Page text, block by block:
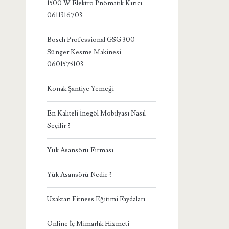
1500 W Elektro Pnömatik Kırıcı
0611316703
Bosch Professional GSG 300
Sünger Kesme Makinesi
0601575103
Konak Şantiye Yemeği
En Kaliteli İnegöl Mobilyası Nasıl
Seçilir ?
Yük Asansörü Firması
Yük Asansörü Nedir ?
Uzaktan Fitness Eğitimi Faydaları
Online İç Mimarlık Hizmeti